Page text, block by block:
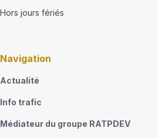
Hors jours fériés
Navigation
Actualité
Info trafic
Médiateur du groupe RATPDEV